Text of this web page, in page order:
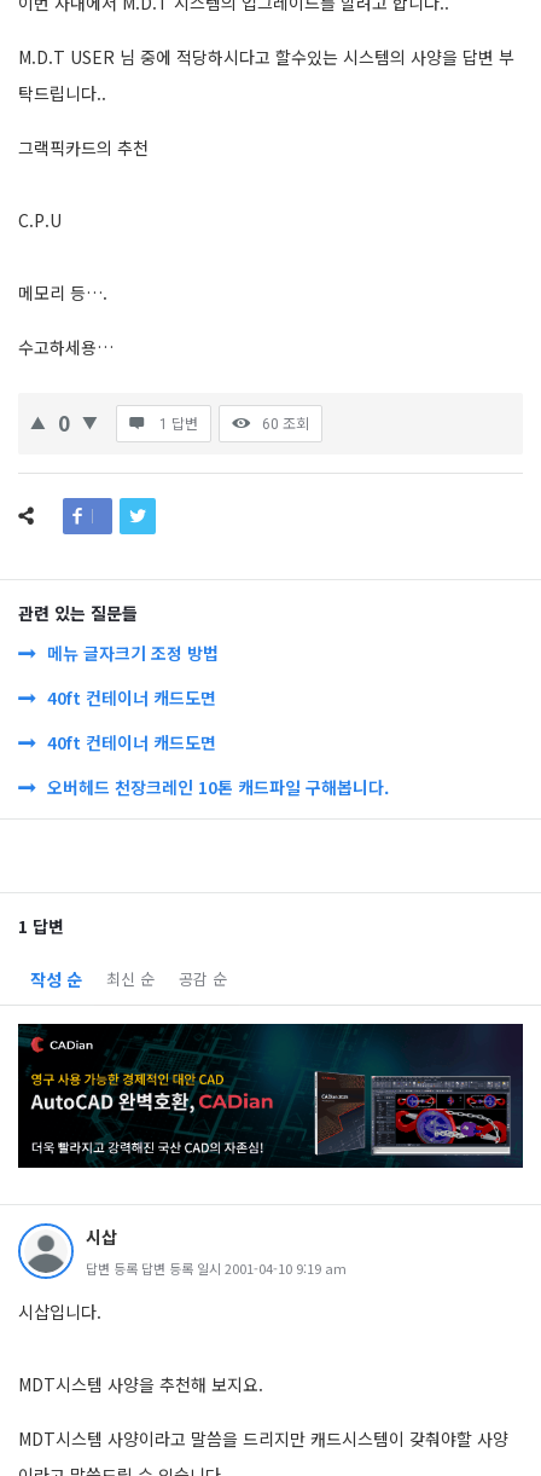
M.D.T USER 님 중에 적당하시다고 할수있는 시스템의 사양을 답변 부
탁드립니다..
그랙픽카드의 추천
C.P.U
메모리 등….
수고하세용…
0 1 답변 60 조회
관련 있는 질문들
메뉴 글자크기 조정 방법
40ft 컨테이너 캐드도면
40ft 컨테이너 캐드도면
오버헤드 천장크레인 10톤 캐드파일 구해봅니다.
1 답변
작성 순 최신 순 공감 순
시삽
답변 등록 답변 등록 일시 2001-04-10 9:19 am
시삽입니다.
MDT시스템 사양을 추천해 보지요.
MDT시스템 사양이라고 말씀을 드리지만 캐드시스템이 갖춰야할 사양